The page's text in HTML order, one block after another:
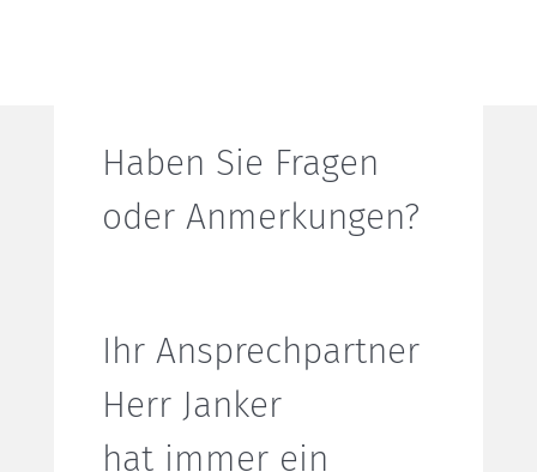
Haben Sie Fragen
oder Anmerkungen?
Ihr Ansprechpartner
Herr Janker
hat immer ein